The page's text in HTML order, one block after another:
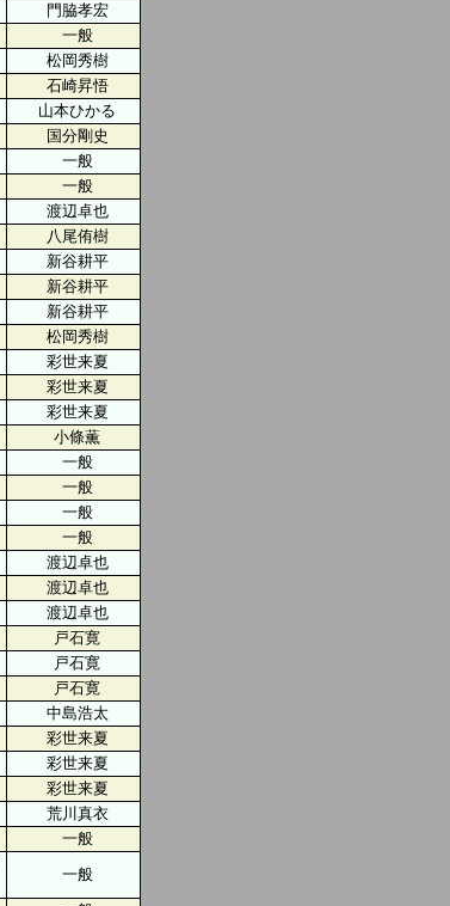
門脇孝宏
一般
松岡秀樹
石崎昇悟
山本ひかる
国分剛史
一般
一般
渡辺卓也
八尾侑樹
新谷耕平
新谷耕平
新谷耕平
松岡秀樹
彩世来夏
彩世来夏
彩世来夏
小條薫
一般
一般
一般
一般
渡辺卓也
渡辺卓也
渡辺卓也
戸石寛
戸石寛
戸石寛
中島浩太
彩世来夏
彩世来夏
彩世来夏
荒川真衣
一般
一般